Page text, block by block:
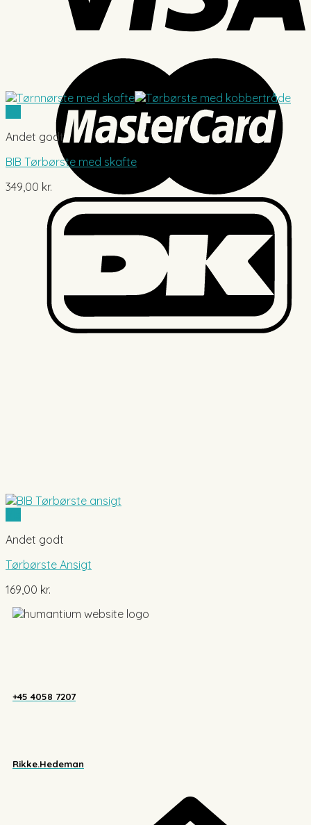
Andet godt
BIB Tørbørste med skafte
349,00 kr.
Andet godt
Tørbørste Ansigt
169,00 kr.
+45 4058 7207
Rikke.Hedeman